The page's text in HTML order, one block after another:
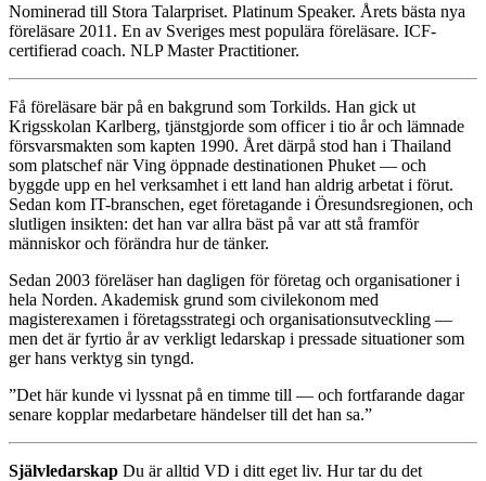
Nominerad till Stora Talarpriset. Platinum Speaker. Årets bästa nya
föreläsare 2011. En av Sveriges mest populära föreläsare. ICF-
certifierad coach. NLP Master Practitioner.
Få föreläsare bär på en bakgrund som Torkilds. Han gick ut
Krigsskolan Karlberg, tjänstgjorde som officer i tio år och lämnade
försvarsmakten som kapten 1990. Året därpå stod han i Thailand
som platschef när Ving öppnade destinationen Phuket — och
byggde upp en hel verksamhet i ett land han aldrig arbetat i förut.
Sedan kom IT-branschen, eget företagande i Öresundsregionen, och
slutligen insikten: det han var allra bäst på var att stå framför
människor och förändra hur de tänker.
Sedan 2003 föreläser han dagligen för företag och organisationer i
hela Norden. Akademisk grund som civilekonom med
magisterexamen i företagsstrategi och organisationsutveckling —
men det är fyrtio år av verkligt ledarskap i pressade situationer som
ger hans verktyg sin tyngd.
”Det här kunde vi lyssnat på en timme till — och fortfarande dagar
senare kopplar medarbetare händelser till det han sa.”
Självledarskap Du är alltid VD i ditt eget liv. Hur tar du det